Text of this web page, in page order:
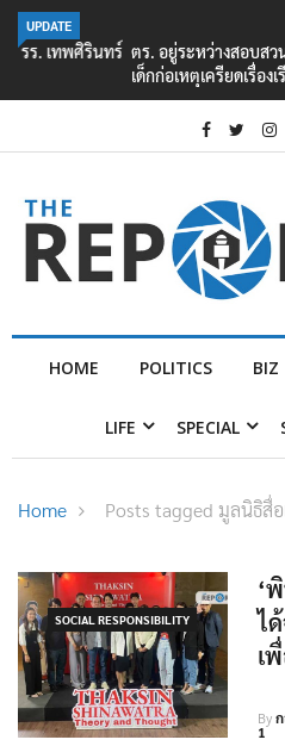
UPDATE
ตร. อยู่ระหว่างสอบสวนแรงจูงใจ เหตุยิ
เด็กก่อเหตุเครียดเรื่องเรียน
HOME POLITICS BIZ
LIFE SPECIAL
Home Posts tagged มูลนิธิสื่
SOCIAL RESPONSIBILITY
‘
ไ
เ
By
1